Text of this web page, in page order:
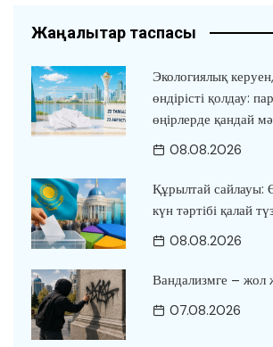
Жаңалықтар таспасы
Экологиялық
өндірісті қолдау:
өңірлерде қандай
08.08.2026
Құрылтай сайлауы:
күн тәртібі қалай
08.08.2026
Вандализмге – жол
07.08.2026